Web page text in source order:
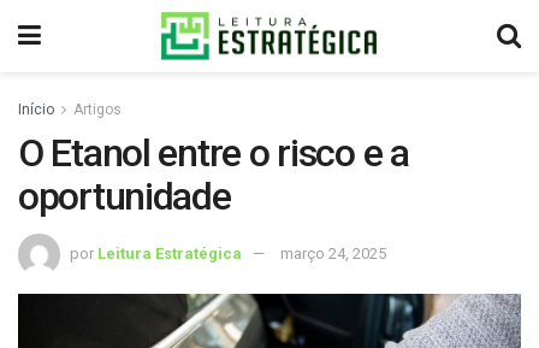
Início Artigos
O Etanol entre o risco e a
oportunidade
por Leitura Estratégica março 24, 2025